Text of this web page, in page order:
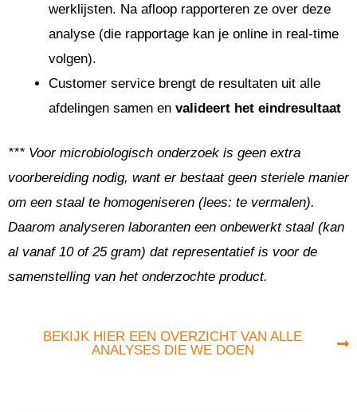
werklijsten. Na afloop rapporteren ze over deze
analyse (die rapportage kan je online in real-time
volgen).
Customer service brengt de resultaten uit alle
afdelingen samen en valideert het eindresultaat
*** Voor microbiologisch onderzoek is geen extra
voorbereiding nodig, want er bestaat geen steriele manier
om een staal te homogeniseren (lees: te vermalen).
Daarom analyseren laboranten een onbewerkt staal (kan
al vanaf 10 of 25 gram) dat representatief is voor de
samenstelling van het onderzochte product.
BEKIJK HIER EEN OVERZICHT VAN ALLE
ANALYSES DIE WE DOEN